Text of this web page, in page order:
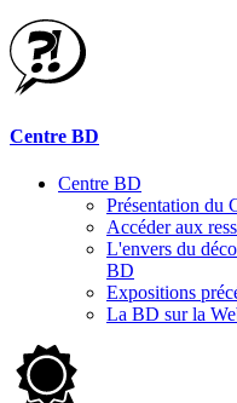
Centre BD
Centre BD
Présentation du
Accéder aux
L'envers du
BD
Expositions
La BD sur la